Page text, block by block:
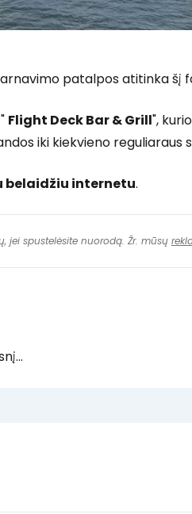
patalpos atitinka šį
Flight Deck Bar & Grill",
iki kiekvieno reguliaraus
belaidžiu internetu.
jei spustelėsite nuorodą. Žr. mūsų
Tęsti su Google
Tęsti su
Tęsti el. paštu